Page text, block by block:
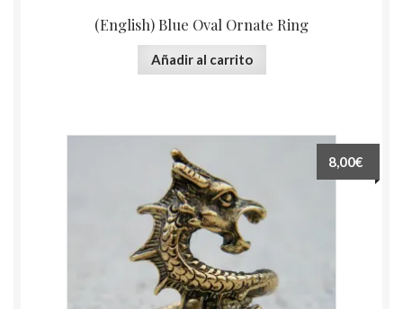
(English) Blue Oval Ornate Ring
Añadir al carrito
8,00€